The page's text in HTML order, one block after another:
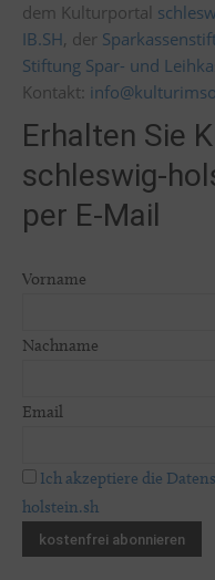
dem Kulturportal
IB.SH, der
Stiftung Spar- und
Kontakt:
Erhalten Sie
schleswig-
per E-Mail
Vorname
Nachname
Email
Ich akzeptiere die
holstein.sh